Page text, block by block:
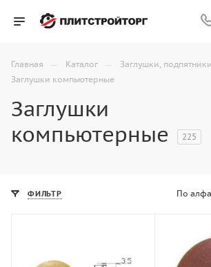
Главная — Каталог — Заглушки, подпятники
Заглушки компьютерные
Заглушки
компьютерные
225
ФИЛЬТР По